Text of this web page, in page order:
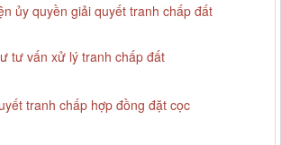
ủy quyền giải quyết tranh chấp đất
tư vấn xử lý tranh chấp đất
tranh chấp hợp đồng đặt cọc